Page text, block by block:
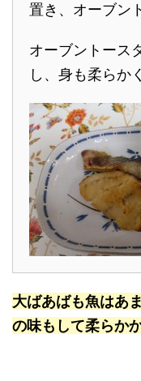
置き、オーブン
オーブントース
し、身も柔らか
大ばあばも魚はあ
の味もして柔らか